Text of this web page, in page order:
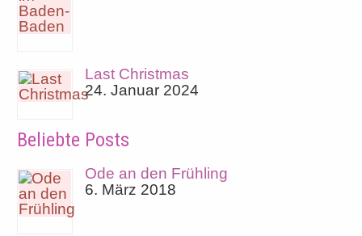
Last Christmas
24. Januar 2024
Beliebte Posts
Ode an den Frühling
6. März 2018